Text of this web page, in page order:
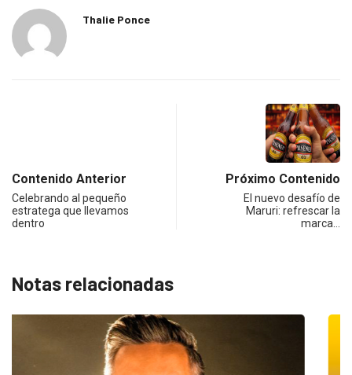
Thalie Ponce
Contenido Anterior
Celebrando al pequeño
estratega que llevamos
dentro
Próximo Contenido
El nuevo desafío de
Maruri: refrescar la
marca…
Notas relacionadas